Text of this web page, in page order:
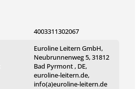
4003311302067
Euroline Leitern GmbH,
Neubrunnenweg 5, 31812
Bad Pyrmont , DE,
euroline-leitern.de,
info(a)euroline-leitern.de